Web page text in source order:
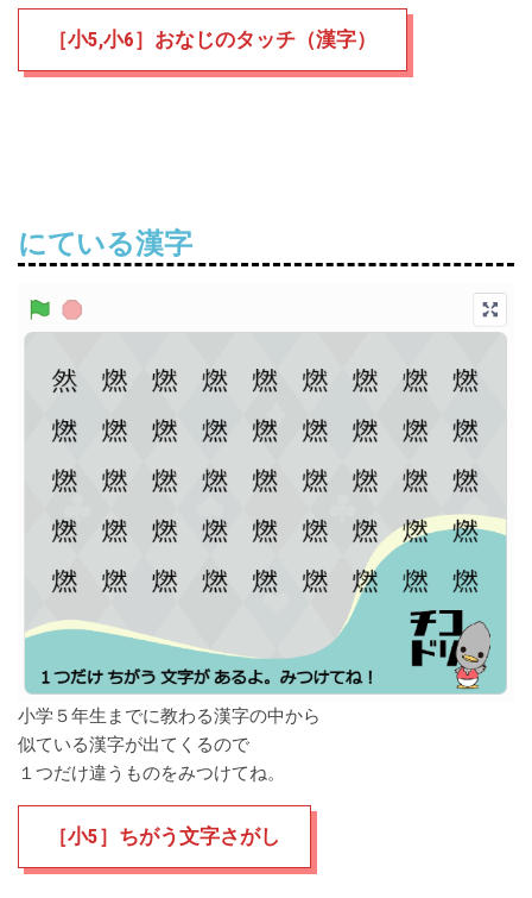
［小5,小6］おなじのタッチ（漢字）
にている漢字
小学５年生までに教わる漢字の中から
似ている漢字が出てくるので
１つだけ違うものをみつけてね。
［小5］ちがう文字さがし